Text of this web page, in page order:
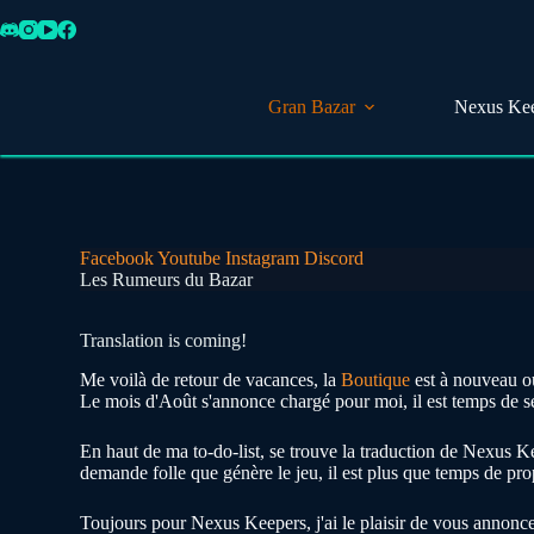
au
Gran Bazar Nexus
FacebookYoutube Instagram Discord
Les Rumeurs du Bazar
Translation is coming!
Me voilà de retour de vacances, laBoutique est à nouveau
Le mois d'Août s'annonce chargé pour moi, il est temps de
En haut de ma to-do-list, se trouve la traduction de Nexus
demande folle que génère le jeu, il est plus que temps de
Toujours pour Nexus Keepers, j'ai le plaisir de vous